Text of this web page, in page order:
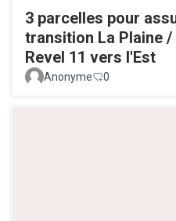
3 parcelles pour
transition La Plaine
Revel 11 vers l'Est
Anonyme 0